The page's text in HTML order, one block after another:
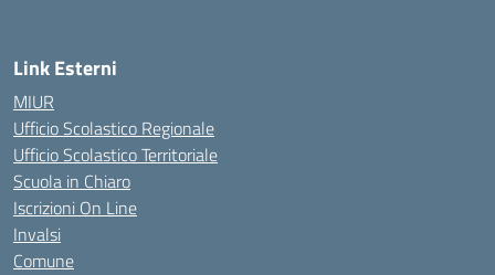
Link Esterni
MIUR
Ufficio Scolastico Regionale
Ufficio Scolastico Territoriale
Scuola in Chiaro
Iscrizioni On Line
Invalsi
Comune